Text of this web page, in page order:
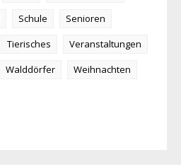
Schule
Senioren
Tierisches
Veranstaltungen
Walddörfer
Weihnachten